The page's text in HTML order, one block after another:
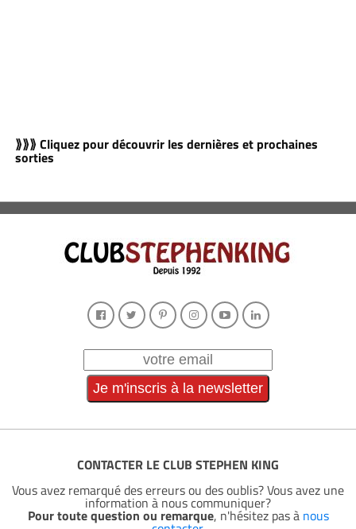
⟫⟫⟫ Cliquez pour découvrir les dernières et prochaines
sorties
CONTACTER LE CLUB STEPHEN KING
Vous avez remarqué des erreurs ou des oublis? Vous avez une
information à nous communiquer?
Pour toute question ou remarque, n'hésitez pas à nous